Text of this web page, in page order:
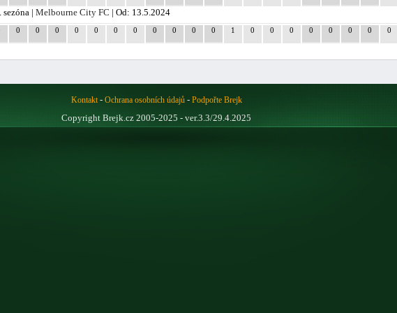
sezóna |Melbourne City FC | Od: 13.5.2024
0 0 0 0 0 0 0 0 0 0 0 1 0 0 0 0 0 0 0 0
Kontakt- Ochrana osobních údajů- Podpořte Brejk
Copyright Brejk.cz 2005-2025 - ver.3.3/29.4.2025